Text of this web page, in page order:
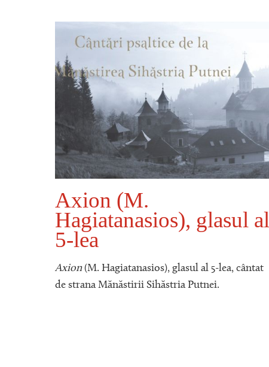
Axion (M.
Hagiatanasios), glasul al
5-lea
Axion(M. Hagiatanasios), glasul al 5-lea, cântat
de strana Mănăstirii Sihăstria Putnei.